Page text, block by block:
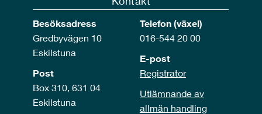
Besöksadress
Gredbyvägen 10
Eskilstuna
Post
Box 310, 631 04
Eskilstuna
Telefon (växel)
016-544 20 00
E-post
Registrator
Utlämnande av
allmän handling